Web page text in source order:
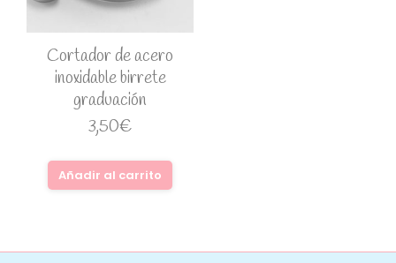
Cortador de acero
inoxidable birrete
graduación
3,50€
Añadir al carrito